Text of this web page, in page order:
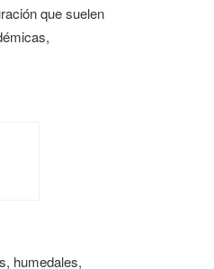
que suelen
humedales,